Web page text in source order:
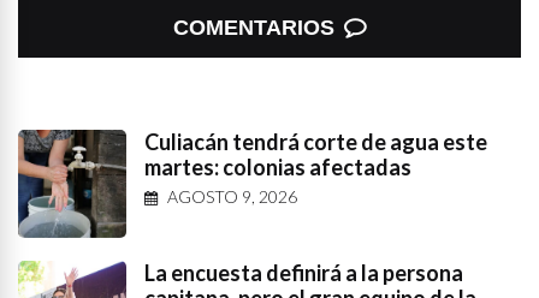
COMENTARIOS
Culiacán tendrá corte de agua este
martes: colonias afectadas
AGOSTO 9, 2026
La encuesta definirá a la persona